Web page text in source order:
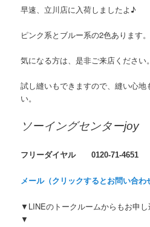
早速、立川店に入荷しましたよ♪
ピンク系とブルー系の2色あります
気になる方は、是非ご来店ください。
試し縫いもできますので、縫い心地
い。
ソーイングセンターjoy
フリーダイヤル 0120-71-4651
メール（クリックするとお問い合わ
▼LINEのトークルームからもお申
▼